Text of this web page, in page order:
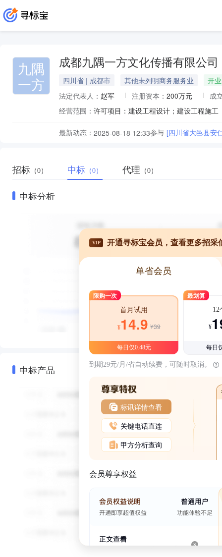
九隅
一方
成都九隅一方文化传播有限公司
四川省 | 成都市 其他未列明商务服务业
开业
法定代表人： 赵军 注册资本： 200万元
成
经营范围：
最新动态： 2025-08-18 12:33参与 [四川省大邑县安
招标 （0） 中标 （0） 代理 （0）
中标分析
中标产品
VIP 开通寻标宝会员，查看更多招采
单省会员
限购一次
首月试用
¥14.9 ¥39
每日仅0.48元
最划算
12
¥
每日
到期29元/月/省自动续费，可随时取消。
标讯详情查看
关键电话直连
甲方分析查询
会员尊享权益